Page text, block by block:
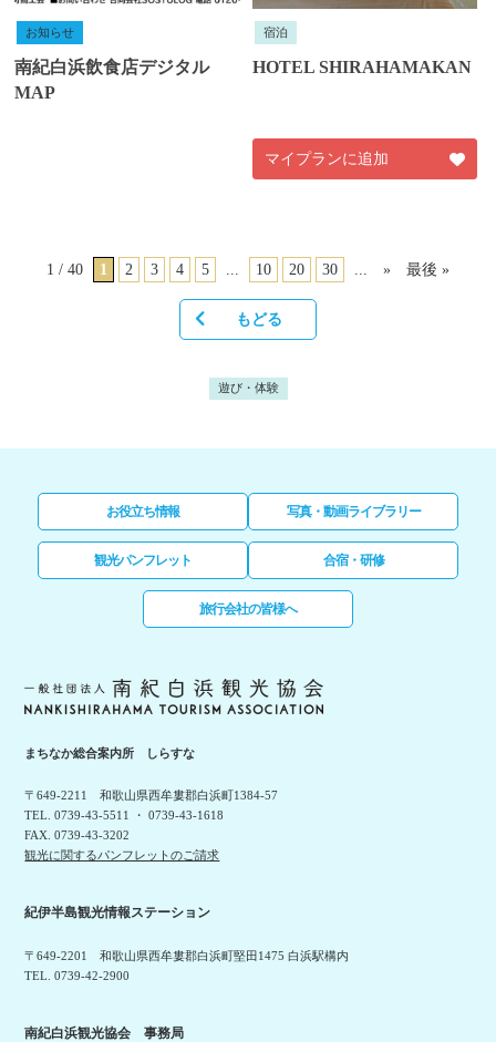
お知らせ
南紀白浜飲食店デジタル
MAP
宿泊
HOTEL SHIRAHAMAKAN
マイプランに追加
1 / 40 1 2 3 4 5 ... 10 20 30 ... » 最後 »
もどる
遊び・体験
お役立ち情報 写真・動画ライブラリー
観光パンフレット 合宿・研修
旅行会社の皆様へ
まちなか総合案内所 しらすな
〒649-2211 和歌山県西牟婁郡白浜町1384-57
TEL. 0739-43-5511 ・ 0739-43-1618
FAX. 0739-43-3202
観光に関するパンフレットのご請求
紀伊半島観光情報ステーション
〒649-2201 和歌山県西牟婁郡白浜町堅田1475 白浜駅構内
TEL. 0739-42-2900
南紀白浜観光協会 事務局